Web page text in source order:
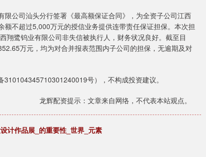
公司汕头分行签署《最高额保证合同》，为全资子公司江西
不超过5,000万元的授信业务提供连带责任保证担保。本次担
翔鹭钨业有限公司非失信被执行人，财务状况良好。截至目
万元，均为对合并报表范围内子公司的担保，无逾期及对
号），不构成投资建议。
龙辉配资提示：文章来自网络，不代表本站观点。
计作品展_的重要性_世界_元素